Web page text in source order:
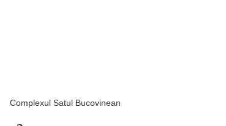
Complexul Satul Bucovinean